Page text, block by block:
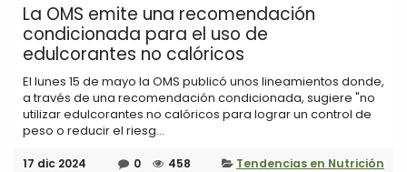
La OMS emite una recomendación
condicionada para el uso de
edulcorantes no calóricos
El lunes 15 de mayo la OMS publicó unos lineamientos donde,
a través de una recomendación condicionada, sugiere "no
utilizar edulcorantes no calóricos para lograr un control de
peso o reducir el riesg...
17 dic 2024 0 458 Tendencias en Nutrición